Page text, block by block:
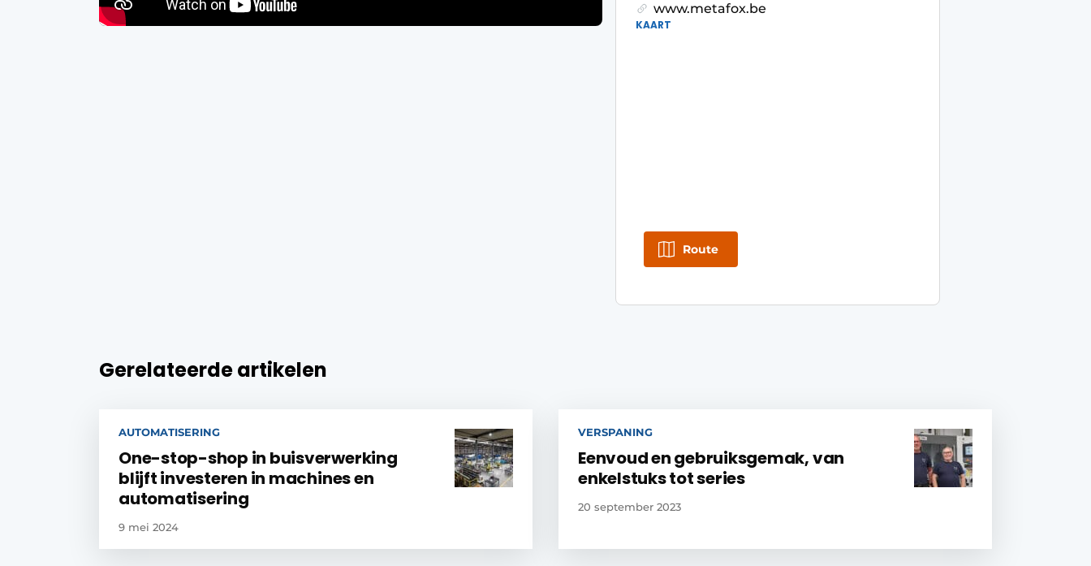
www.metafox.be
KAART
Route
Gerelateerde artikelen
AUTOMATISERING
One-stop-shop in buisverwerking
blijft investeren in machines en
automatisering
9 mei 2024
VERSPANING
Eenvoud en gebruiksgemak, van
enkelstuks tot series
20 september 2023